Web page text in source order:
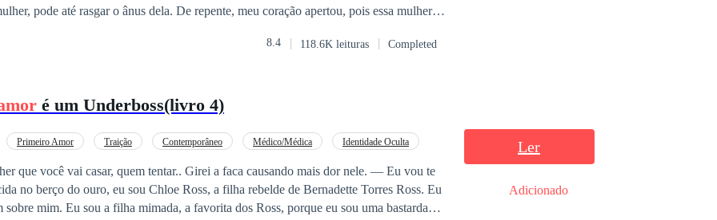
de drama, mistério e emoções profundas, onde o amor não conhece limites… nem
pode até rasgar o ânus dela. De repente, meu coração apertou, pois essa mulher
8.4 118.6K leituras Completed
é um Underboss(livro 4)
Primeiro Amor Traição Contemporâneo Médico/Médica
Identidade Oculta
que você vai casar, quem tentar.. Girei a faca causando mais dor nele. — Eu vou te
sobre mim. Eu sou a filha mimada, a favorita dos Ross, porque eu sou uma bastarda
Ler
Adicionado